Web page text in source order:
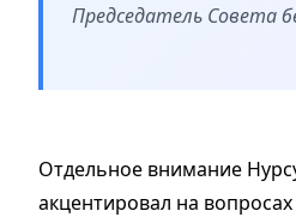
Председатель Совета
Отдельное внимание
акцентировал на